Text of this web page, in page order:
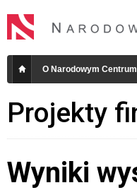
O Narodowym
Projekty
Wyniki